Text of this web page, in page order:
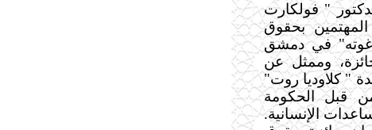
" فولكارت
بحقوق
"غوته" في دمشق
وممثل عن
" كلاوديا روت"
قبل الحكومة
الإنسانية.